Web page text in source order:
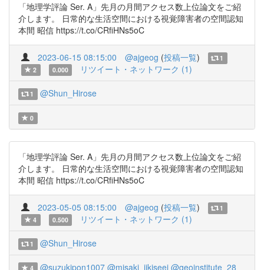
「地理学評論 Ser. A」先月の月間アクセス数上位論文をご紹
介します。 日常的な生活空間における視覚障害者の空間認知
本間 昭信 https://t.co/CRfiHNs5oC
2023-06-15 08:15:00 @ajgeog (投稿一覧)
1
2
0.000 リツイート・ネットワーク (1)
1 @Shun_Hirose
0
「地理学評論 Ser. A」先月の月間アクセス数上位論文をご紹
介します。 日常的な生活空間における視覚障害者の空間認知
本間 昭信 https://t.co/CRfiHNs5oC
2023-05-05 08:15:00 @ajgeog (投稿一覧)
1
4
0.500 リツイート・ネットワーク (1)
1 @Shun_Hirose
4 @suzukipon1007 @misaki_jikiseei @geoinstitute_28